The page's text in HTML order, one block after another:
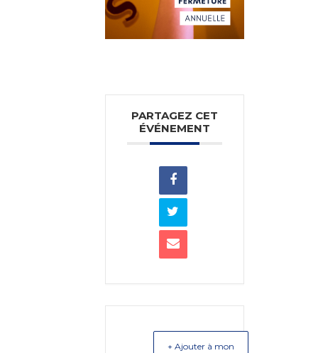
PARTAGEZ CET
ÉVÉNEMENT
+ Ajouter à mon